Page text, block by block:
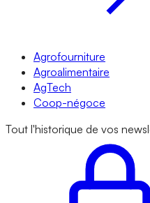
Agrofourniture
Agroalimentaire
AgTech
Coop-négoce
Tout l'historique de vos